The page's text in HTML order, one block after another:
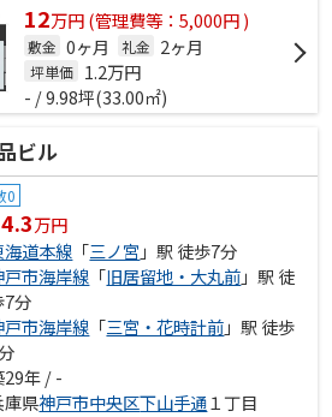
12万円(管理費等：5,000円 )
敷金 0ヶ月 礼金 2ヶ月
坪単価 1.2万円
- / 9.98坪(33.00㎡)
ビル
0
万円
海道本線 「三ノ宮 」駅 徒歩7分
戸市海岸線 「旧居留地・大丸前」駅 徒
7分
戸市海岸線 「三宮・花時計前」駅 徒歩
29年 / -
庫県神戸市中央区下山手通１丁目